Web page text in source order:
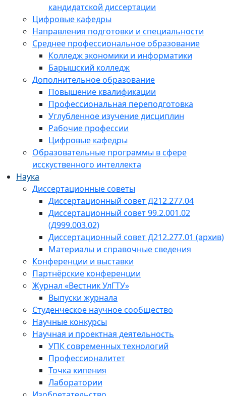
кандидатской диссертации
Цифровые кафедры
Направления подготовки и специальности
Среднее профессиональное образование
Колледж экономики и информатики
Барышский колледж
Дополнительное образование
Повышение квалификации
Профессиональная переподготовка
Углубленное изучение дисциплин
Рабочие профессии
Цифровые кафедры
Образовательные программы в сфере
исскуственного интеллекта
Наука
Диссертационные советы
Диссертационный совет Д212.277.04
Диссертационный совет 99.2.001.02
(Д999.003.02)
Диссертационный совет Д212.277.01 (архив)
Материалы и справочные сведения
Конференции и выставки
Партнёрские конференции
Журнал «Вестник УлГТУ»
Выпуски журнала
Студенческое научное сообщество
Научные конкурсы
Научная и проектная деятельность
УПК современных технологий
Профессионалитет
Точка кипения
Лаборатории